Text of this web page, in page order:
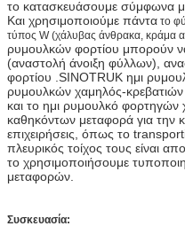
το κατασκευάσουμε σύμφωνα
Και χρησιμοποιούμε πάντα το
τύπος W (χάλυβας άνθρακα, κράμα
ρυμουλκών φορτίου μπορούν
(αναστολή άνοιξη φύλλων),
φορτίου .SINOTRUK ημι
ρυμουλκών χαμηλός-
και το ημι ρυμουλκό φορτηγών
καθηκόντων μεταφορά για την
επιχειρήσεις, όπως το
πλευρικός τοίχος τους είναι
το χρησιμοποιήσουμε
μεταφορών.
Συσκευασία: